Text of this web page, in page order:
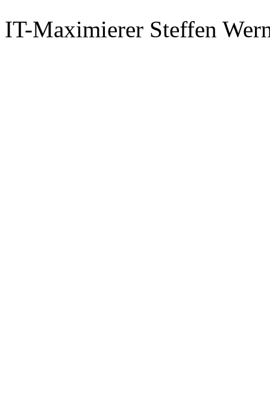
IT-Maximierer Steffen